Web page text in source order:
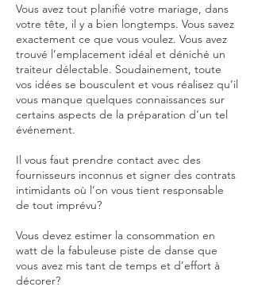
Vous avez tout planifié votre mariage, dans
votre tête, il y a bien longtemps. Vous savez
exactement ce que vous voulez. Vous avez
trouvé l’emplacement idéal et déniché un
traiteur délectable. Soudainement, toute
vos idées se bousculent et vous réalisez qu’il
vous manque quelques connaissances sur
certains aspects de la préparation d’un tel
événement.
Il vous faut prendre contact avec des
fournisseurs inconnus et signer des contrats
intimidants où l’on vous tient responsable
de tout imprévu?
Vous devez estimer la consommation en
watt de la fabuleuse piste de danse que
vous avez mis tant de temps et d’effort à
décorer?